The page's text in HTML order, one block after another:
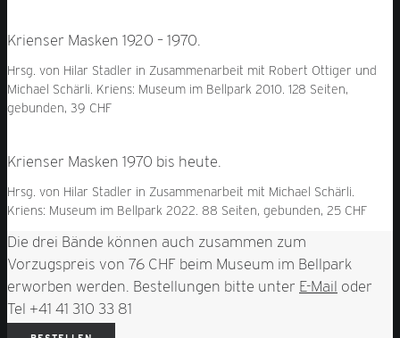
Krienser Masken 1920 – 1970.
Hrsg. von Hilar Stadler in Zusammenarbeit mit Robert Ottiger und
Michael Schärli. Kriens: Museum im Bellpark 2010. 128 Seiten,
gebunden, 39 CHF
Krienser Masken 1970 bis heute.
Hrsg. von Hilar Stadler in Zusammenarbeit mit Michael Schärli.
Kriens: Museum im Bellpark 2022. 88 Seiten, gebunden, 25 CHF
Die drei Bände können auch zusammen zum
Vorzugspreis von 76 CHF beim Museum im Bellpark
erworben werden. Bestellungen bitte unter E-Mail oder
Tel +41 41 310 33 81